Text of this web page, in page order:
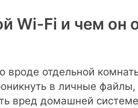
Wi-Fi и чем он
вроде отдельной
в личные файлы,
вред домашней